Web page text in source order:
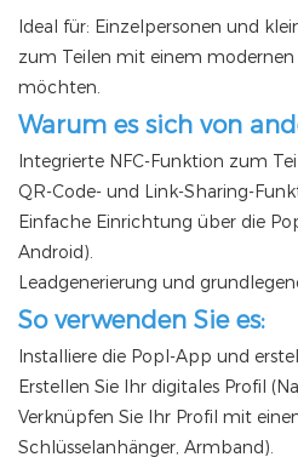
Ideal für: Einzelpersonen und
zum Teilen mit einem
möchten.
Warum es sich von
Integrierte NFC-Funktion zum
QR-Code- und Link-Sharing-
Einfache Einrichtung über die
Android).
Leadgenerierung und
So verwenden Sie es:
Installiere die Popl-App und
Erstellen Sie Ihr digitales Profil
Verknüpfen Sie Ihr Profil mit
Schlüsselanhänger, Armband).